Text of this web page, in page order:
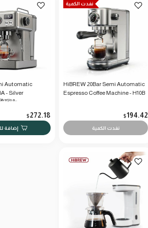
نفدت الكمية
HiBREW 20Bar Semi Automatic
Espresso Coffee Machine - H10B
194.42
$
نفدت الكمية
Automatic
- Silver
is a…
272.18
$
إضافة